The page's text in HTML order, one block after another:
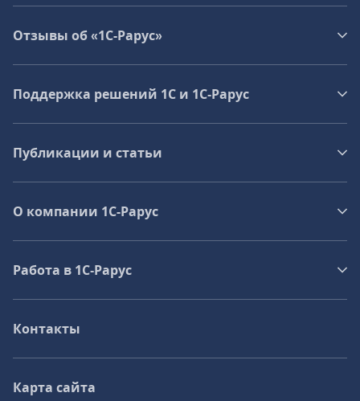
Отзывы об «1С-Рарус»
Поддержка решений 1С и 1С‑Рарус
Публикации и статьи
О компании 1C-Рарус
Работа в 1С‑Рарус
Контакты
Карта сайта